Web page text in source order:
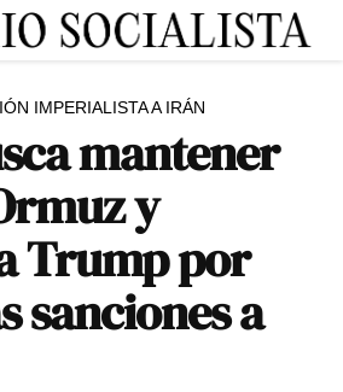
IMPERIALISTA A IRÁN
mantener
y
Trump por
sanciones a